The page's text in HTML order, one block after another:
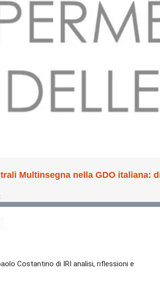
Costantino di IRI analisi, riflessioni e